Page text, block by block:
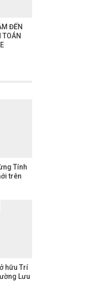
ĐẾN
TOÁN
Tính
trên
hữu Trí
Lưu